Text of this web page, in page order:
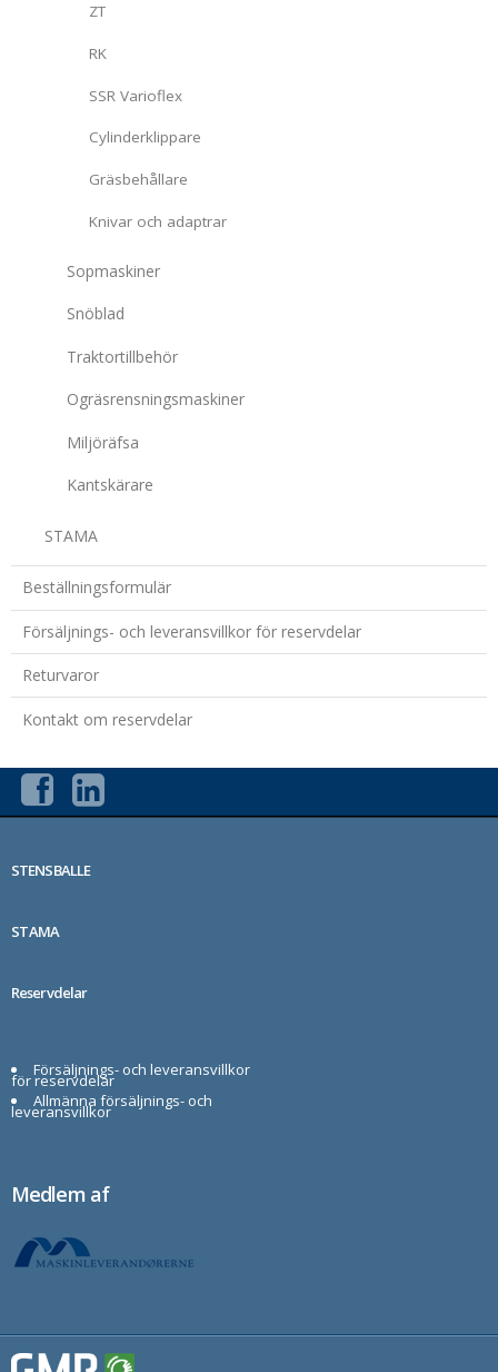
ZT
RK
SSR Varioflex
Cylinderklippare
Gräsbehållare
Knivar och adaptrar
Sopmaskiner
Snöblad
Traktortillbehör
Ogräsrensningsmaskiner
Miljöräfsa
Kantskärare
STAMA
Beställningsformulär
Försäljnings- och leveransvillkor för reservdelar
Returvaror
Kontakt om reservdelar
STENSBALLE
STAMA
Reservdelar
Försäljnings- och leveransvillkor
för reservdelar
Allmänna försäljnings- och
leveransvillkor
Medlem af